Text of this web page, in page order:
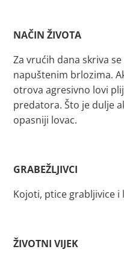
NAČIN ŽIVOTA
Za vrućih dana skriva
napuštenim brlozima.
otrova agresivno lovi
predatora. Što je dulje
opasniji lovac.
GRABEŽLJIVCI
Kojoti, ptice grabljivice i
ŽIVOTNI VIJEK